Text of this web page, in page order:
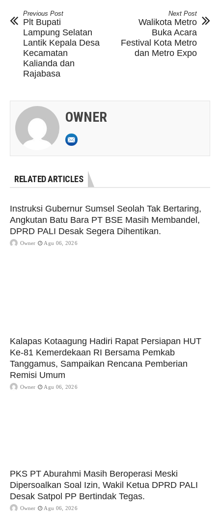
Previous Post
Plt Bupati
Lampung Selatan
Lantik Kepala Desa
Kecamatan
Kalianda dan
Rajabasa
Next Post
Walikota Metro
Buka Acara
Festival Kota Metro
dan Metro Expo
OWNER
RELATED ARTICLES
Instruksi Gubernur Sumsel Seolah Tak Bertaring,
Angkutan Batu Bara PT BSE Masih Membandel,
DPRD PALI Desak Segera Dihentikan.
Owner Agu 06, 2026
Kalapas Kotaagung Hadiri Rapat Persiapan HUT
Ke-81 Kemerdekaan RI Bersama Pemkab
Tanggamus, Sampaikan Rencana Pemberian
Remisi Umum
Owner Agu 06, 2026
PKS PT Aburahmi Masih Beroperasi Meski
Dipersoalkan Soal Izin, Wakil Ketua DPRD PALI
Desak Satpol PP Bertindak Tegas.
Owner Agu 06, 2026